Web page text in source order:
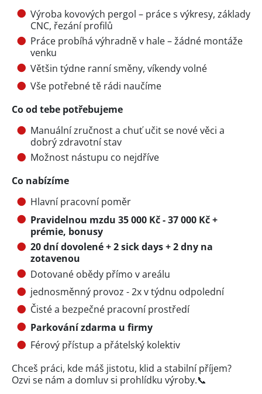
Výroba kovových pergol – práce s výkresy, základy
CNC, řezání profilů
Práce probíhá výhradně v hale – žádné montáže
venku
Většin týdne ranní směny, víkendy volné
Vše potřebné tě rádi naučíme
Co od tebe potřebujeme
Manuální zručnost a chuť učit se nové věci a
dobrý zdravotní stav
Možnost nástupu co nejdříve
Co nabízíme
Hlavní pracovní poměr
Pravidelnou mzdu 35 000 Kč - 37 000 Kč +
prémie, bonusy
20 dní dovolené + 2 sick days + 2 dny na
zotavenou
Dotované obědy přímo v areálu
jednosměnný provoz - 2x v týdnu odpolední
Čisté a bezpečné pracovní prostředí
Parkování zdarma u firmy
Férový přístup a přátelský kolektiv
Chceš práci, kde máš jistotu, klid a stabilní příjem?
Ozvi se nám a domluv si prohlídku výroby.📞